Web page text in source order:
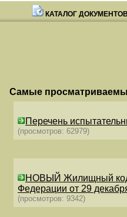
КАТАЛОГ ДОКУМЕНТОВ
Самые
Перечень
(просмотров: 62979)
НОВЫЙ Жилищный
Федерации от 29
(просмотров: 9342)